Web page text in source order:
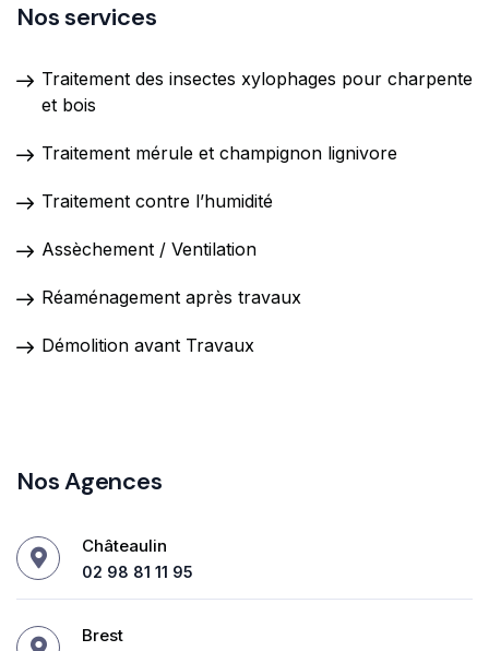
Nos services
Traitement des insectes xylophages pour charpente
et bois
Traitement mérule et champignon lignivore
Traitement contre l’humidité
Assèchement / Ventilation
Réaménagement après travaux
Démolition avant Travaux
Nos Agences
Châteaulin
02 98 81 11 95
Brest